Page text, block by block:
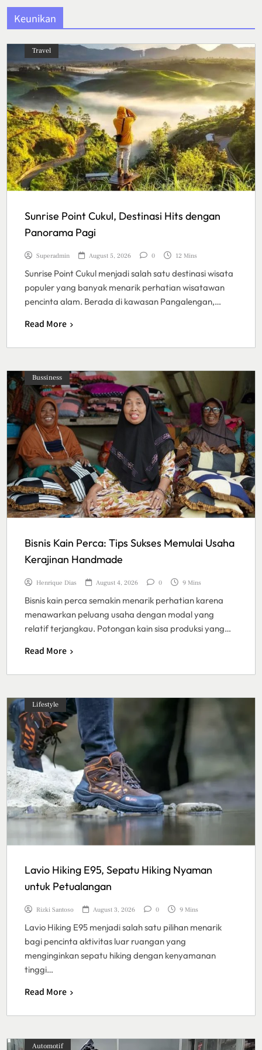
Keunikan
Travel
Sunrise Point Cukul, Destinasi Hits dengan
Panorama Pagi
Superadmin August 5, 2026 0 12 Mins
Sunrise Point Cukul menjadi salah satu destinasi wisata
populer yang banyak menarik perhatian wisatawan
pencinta alam. Berada di kawasan Pangalengan,…
Read More
Bussiness
Bisnis Kain Perca: Tips Sukses Memulai Usaha
Kerajinan Handmade
Henrique Dias August 4, 2026 0 9 Mins
Bisnis kain perca semakin menarik perhatian karena
menawarkan peluang usaha dengan modal yang
relatif terjangkau. Potongan kain sisa produksi yang…
Read More
Lifestyle
Lavio Hiking E95, Sepatu Hiking Nyaman
untuk Petualangan
Rizki Santoso August 3, 2026 0 9 Mins
Lavio Hiking E95 menjadi salah satu pilihan menarik
bagi pencinta aktivitas luar ruangan yang
menginginkan sepatu hiking dengan kenyamanan
tinggi…
Read More
Automotif